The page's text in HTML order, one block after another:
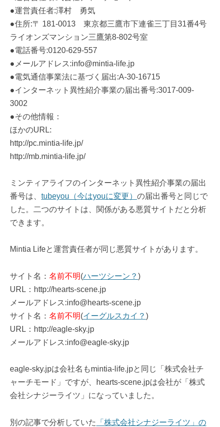
●運営責任者:澤村 勇気
●住所:〒 181-0013 東京都三鷹市下連雀三丁目31番4号
ライオンズマンション三鷹第8-802号室
●電話番号:0120-629-557
●メールアドレス:info@mintia-life.jp
●電気通信事業法に基づく届出:A-30-16715
●インターネット異性紹介事業の届出番号:3017-009-
3002
●その他情報：
ほかのURL:
http://pc.mintia-life.jp/
http://mb.mintia-life.jp/
ミンティアライフのインターネット異性紹介事業の届出
番号は、 tubeyou（今はyouに変更） の届出番号と同じで
した。二つのサイトは、関係がある悪質サイトだと分析
できます。
Mintia Lifeと運営責任者が同じ悪質サイトがあります。
サイト名： 名前不明(ハーツシーン？ )
URL：http://hearts-scene.jp
メールアドレス:info@hearts-scene.jp
サイト名： 名前不明(イーグルスカイ？ )
URL：http://eagle-sky.jp
メールアドレス:info@eagle-sky.jp
eagle-sky.jpは会社名もmintia-life.jpと同じ「株式会社チ
ャーチモード」ですが、hearts-scene.jpは会社が「株式
会社シナジーライツ」になっていました。
別の記事で分析していた
「株式会社シナジーライツ」の